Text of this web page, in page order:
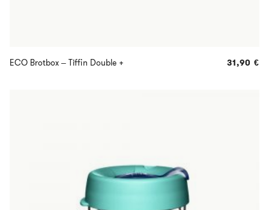
ECO Brotbox – Tiffin Double + 31,90 €